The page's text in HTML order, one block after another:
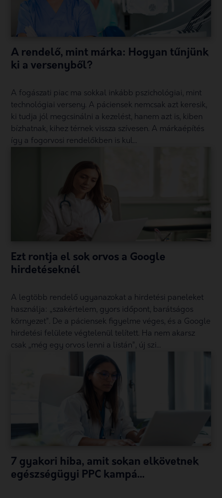
A rendelő, mint márka: Hogyan tűnjünk
ki a versenyből?
A fogászati piac ma sokkal inkább pszichológiai, mint
technológiai verseny. A páciensek nemcsak azt keresik,
ki tudja jól megcsinálni a kezelést, hanem azt is, kiben
bízhatnak, kihez térnek vissza szívesen. A márkaépítés
így a fogorvosi rendelőkben is kul...
Ezt rontja el sok orvos a Google
hirdetéseknél
A legtöbb rendelő ugyanazokat a hirdetési paneleket
használja: „szakértelem, gyors időpont, barátságos
környezet”. De a páciensek figyelme véges, és a Google
hirdetési felülete végtelenül telített. Ha nem akarsz
csak „még egy orvos lenni a listán”, új szi...
7 gyakori hiba, amit sokan elkövetnek
egészségügyi PPC kampá...